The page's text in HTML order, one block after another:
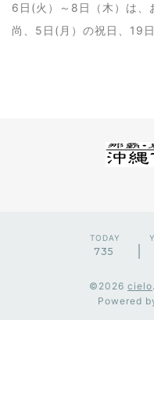
6日(火）～8日（木）は、
尚、5日(月）の祝日、19
TODAY
735
©2026 cielo
Powered